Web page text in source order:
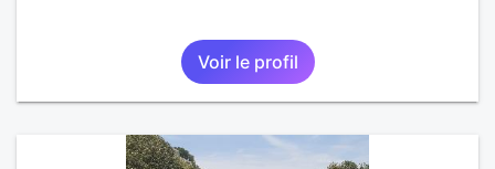
Voir le profil